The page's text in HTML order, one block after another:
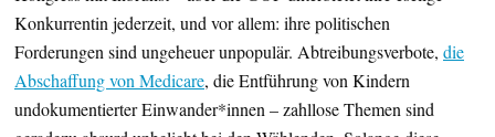
Konkurrentin jederzeit, und vor allem: ihre politischen
Forderungen sind ungeheuer unpopulär. Abtreibungsverbote, die
Abschaffung von Medicare, die Entführung von Kindern
undokumentierter Einwander*innen – zahllose Themen sind